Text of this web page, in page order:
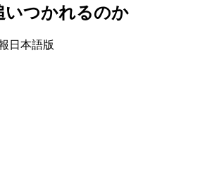
いつかれるのか
日本語版